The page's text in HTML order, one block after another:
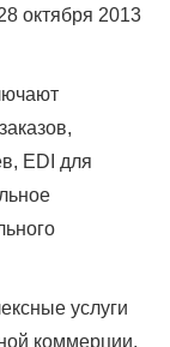
октября 2013
EDI для
услуги
коммерции,